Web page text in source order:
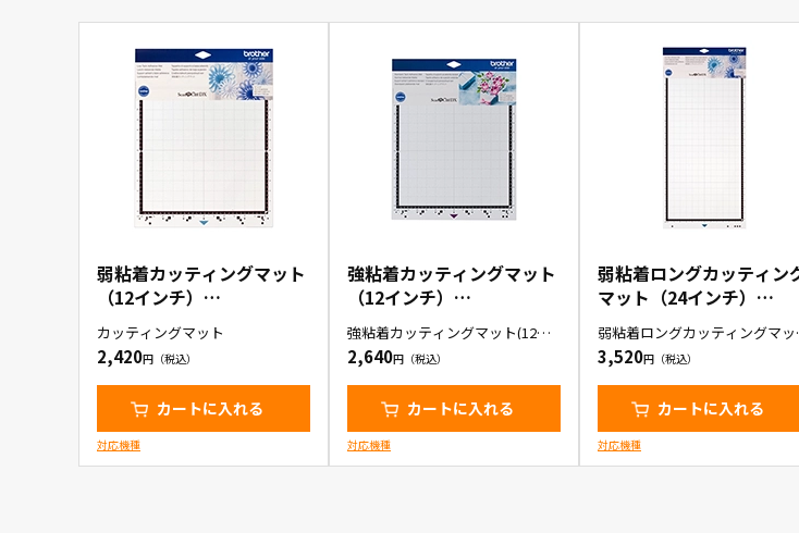
弱粘着カッティングマット
（12インチ）
（CADXMATLOW12）
カッティングマット
2,420
カートに入れる
対応機種
強粘着カッティングマット
（12インチ）
（CADXMATSTD12）
強粘着カッティングマット(12イ
ンチ)1枚入り
2,640
カートに入れる
対応機種
弱粘着ロングカッティン
マット（24インチ）
（CADXMATLOW24）
弱粘着ロングカッティングマッ
（24インチ）1枚入り
3,520
カートに入れる
対応機種